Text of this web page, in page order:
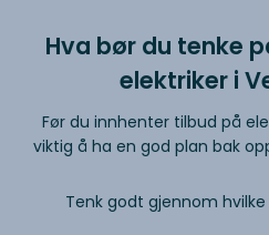
Hva bør du tenke
elektriker i
Før du innhenter tilbud på
viktig å ha en god plan bak
Tenk godt gjennom